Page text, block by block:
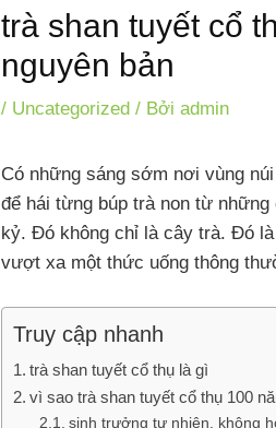
trà shan tuyết cổ
nguyên bản
/ Uncategorized / Bởi admin
Có những sáng sớm nơi vùng
để hái từng búp trà non từ
kỷ. Đó không chỉ là cây trà. Đó
vượt xa một thức uống thông
Truy cập nhanh
trà shan tuyết cổ thụ là gì
vì sao trà shan tuyết cổ thụ 100
sinh trưởng tự nhiên, không